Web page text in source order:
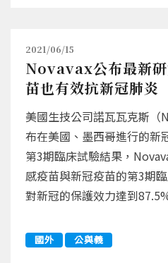
2021/06/15
Novavax公布最新
苗也有效抗新冠肺炎
美國生技公司諾瓦瓦克斯（
布在美國、墨西哥進行的新
第3期臨床試驗結果，
感疫苗與新冠疫苗的第3期
對新冠的保護效力達到
國外 公與義